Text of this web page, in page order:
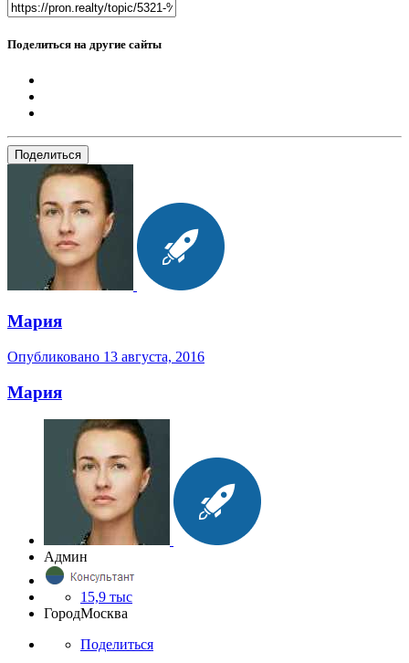
Поделиться на другие сайты
Поделиться
Мария
Опубликовано 13 августа, 2016
Мария
Админ
15,9 тыс
ГородМосква
Поделиться